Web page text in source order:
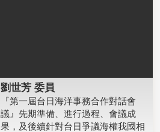
劉世芳 委員
『第一屆台日海洋事務合作對話會
議』先期準備、進行過程、會議成
果，及後續針對台日爭議海權我國相